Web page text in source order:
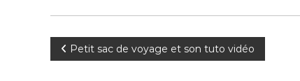
k
N Petit sac de voyage et son tuto vidéo